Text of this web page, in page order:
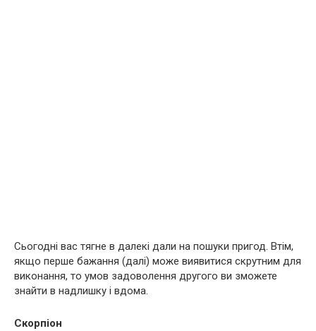
Сьогодні вас тягне в далекі дали на пошуки пригод. Втім,
якщо перше бажання (далі) може виявитися скрутним для
виконання, то умов задоволення другого ви зможете
знайти в надлишку і вдома.
Скорпіон